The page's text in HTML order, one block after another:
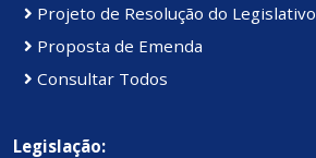
Projeto de Resolução do Legislativo
Proposta de Emenda
Consultar Todos
Legislação: